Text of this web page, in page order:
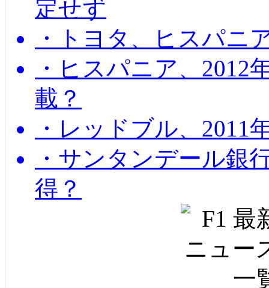
定せず
・トヨタ、ヒスパニ
・ヒスパニア、2012
載？
・レッドブル、2011
・サンタンデール銀
得？